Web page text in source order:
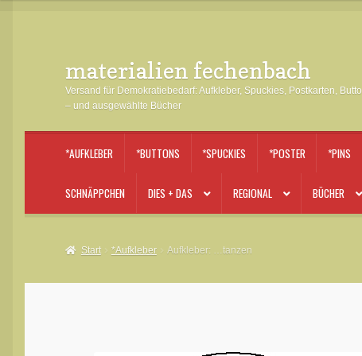
Navigation
springen
Inhalt
springen
materialien fechenbach
Versand für Demokratiebedarf: Aufkleber, Spuckies, Postkarten,
– und ausgewählte Bücher
*AUFKLEBER *BUTTONS *SPUCKIES *POSTER *PINS
SCHNÄPPCHEN DIES + DAS REGIONAL BÜCHER
Start *Aufkleber Aufkleber: …tanzen